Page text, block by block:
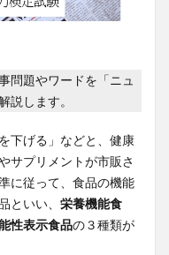
問題やワードを「ニュ
説します。
下げる」などと、健康
サプリメントが市販さ
に従って、食品の機能
といい、 栄養機能食
性表示食品の３種類が